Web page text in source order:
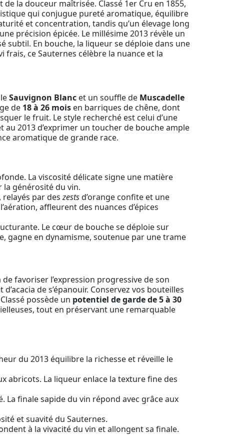
de la douceur maîtrisée. Classé 1er Cru en 1855,
qui conjugue pureté aromatique, équilibre
et concentration, tandis qu’un élevage long
précision épicée. Le millésime 2013 révèle un
subtil. En bouche, la liqueur se déploie dans une
ce Sauternes célèbre la nuance et la
Sauvignon Blanc et un souffle de Muscadelle
de 18 à 26 mois en barriques de chêne, dont
le fruit. Le style recherché est celui d’une
2013 d’exprimer un toucher de bouche ample
aromatique de grande race.
La viscosité délicate signe une matière
la générosité du vin.
relayés par deszestsd’orange confite et une
affleurent des nuances d’épices
Le cœur de bouche se déploie sur
gagne en dynamisme, soutenue par une trame
favoriser l’expression progressive de son
de s’épanouir. Conservez vos bouteilles
possède un potentiel de garde de 5 à 30
tout en préservant une remarquable
du 2013 équilibre la richesse et réveille le
abricots. La liqueur enlace la texture fine des
La finale sapide du vin répond avec grâce aux
et suavité du Sauternes.
à la vivacité du vin et allongent sa finale.